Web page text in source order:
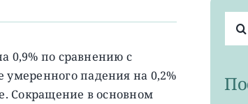
0,9% по сравнению с
падения на 0,2%
Сокращение в основном